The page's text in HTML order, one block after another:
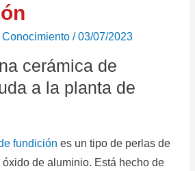
Conocimiento/03/07/2023
cerámica de
a la planta de
fundición es un tipo de perlas de
de aluminio. Está hecho de